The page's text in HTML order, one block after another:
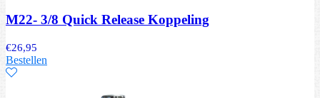
M22- 3/8 Quick Release Koppeling
€26,95
Bestellen